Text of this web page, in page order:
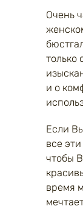
Очень
только
и о
Если
все
чтобы
время